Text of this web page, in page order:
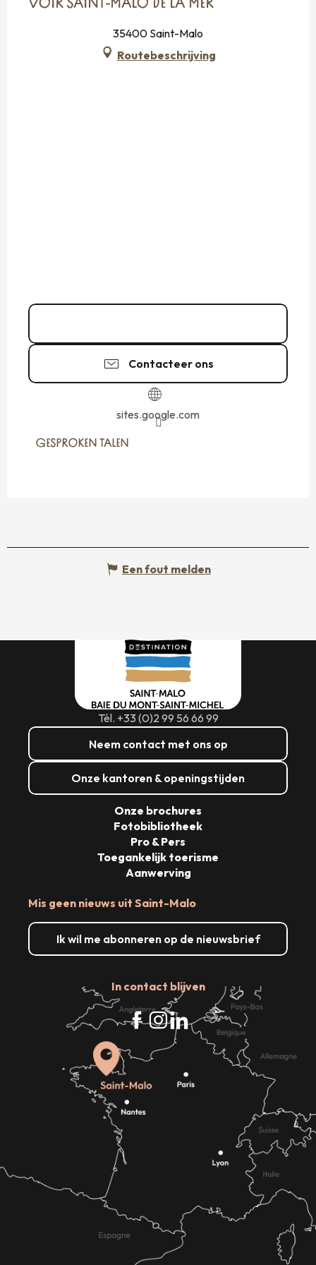
VOIR SAINT-MALO DE LA MER
35400 Saint-Malo
Routebeschrijving
Contacteer ons
sites.google.com
GESPROKEN TALEN
GESPROKEN TALEN
Een fout melden
Tél. +33 (0)2 99 56 66 99
Neem contact met ons op
Onze kantoren & openingstijden
Mis geen nieuws uit Saint-Malo
Ik wil me abonneren op de nieuwsbrief
In contact blijven
Onze brochures
Fotobibliotheek
Pro & Pers
Toegankelijk toerisme
Aanwerving